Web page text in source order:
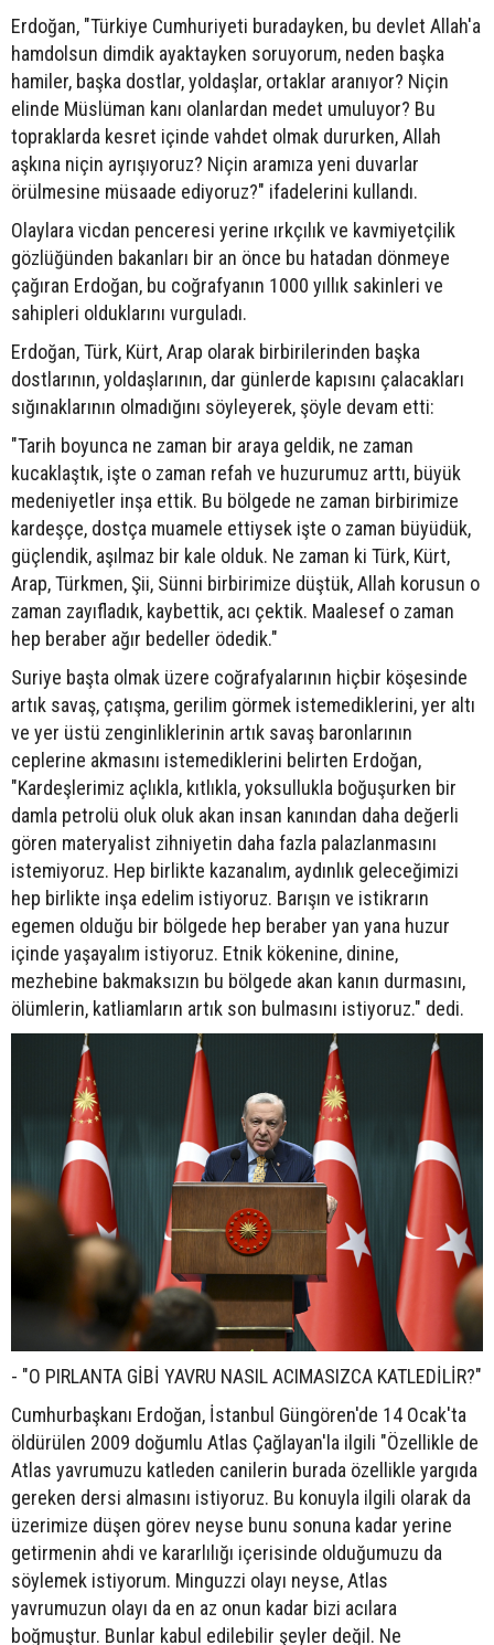
Erdoğan, "Türkiye Cumhuriyeti buradayken, bu devlet Allah'a
hamdolsun dimdik ayaktayken soruyorum, neden başka
hamiler, başka dostlar, yoldaşlar, ortaklar aranıyor? Niçin
elinde Müslüman kanı olanlardan medet umuluyor? Bu
topraklarda kesret içinde vahdet olmak dururken, Allah
aşkına niçin ayrışıyoruz? Niçin aramıza yeni duvarlar
örülmesine müsaade ediyoruz?" ifadelerini kullandı.
Olaylara vicdan penceresi yerine ırkçılık ve kavmiyetçilik
gözlüğünden bakanları bir an önce bu hatadan dönmeye
çağıran Erdoğan, bu coğrafyanın 1000 yıllık sakinleri ve
sahipleri olduklarını vurguladı.
Erdoğan, Türk, Kürt, Arap olarak birbirilerinden başka
dostlarının, yoldaşlarının, dar günlerde kapısını çalacakları
sığınaklarının olmadığını söyleyerek, şöyle devam etti:
"Tarih boyunca ne zaman bir araya geldik, ne zaman
kucaklaştık, işte o zaman refah ve huzurumuz arttı, büyük
medeniyetler inşa ettik. Bu bölgede ne zaman birbirimize
kardeşçe, dostça muamele ettiysek işte o zaman büyüdük,
güçlendik, aşılmaz bir kale olduk. Ne zaman ki Türk, Kürt,
Arap, Türkmen, Şii, Sünni birbirimize düştük, Allah korusun o
zaman zayıfladık, kaybettik, acı çektik. Maalesef o zaman
hep beraber ağır bedeller ödedik."
Suriye başta olmak üzere coğrafyalarının hiçbir köşesinde
artık savaş, çatışma, gerilim görmek istemediklerini, yer altı
ve yer üstü zenginliklerinin artık savaş baronlarının
ceplerine akmasını istemediklerini belirten Erdoğan,
"Kardeşlerimiz açlıkla, kıtlıkla, yoksullukla boğuşurken bir
damla petrolü oluk oluk akan insan kanından daha değerli
gören materyalist zihniyetin daha fazla palazlanmasını
istemiyoruz. Hep birlikte kazanalım, aydınlık geleceğimizi
hep birlikte inşa edelim istiyoruz. Barışın ve istikrarın
egemen olduğu bir bölgede hep beraber yan yana huzur
içinde yaşayalım istiyoruz. Etnik kökenine, dinine,
mezhebine bakmaksızın bu bölgede akan kanın durmasını,
ölümlerin, katliamların artık son bulmasını istiyoruz." dedi.
- "O PIRLANTA GİBİ YAVRU NASIL ACIMASIZCA KATLEDİLİR?"
Cumhurbaşkanı Erdoğan, İstanbul Güngören'de 14 Ocak'ta
öldürülen 2009 doğumlu Atlas Çağlayan'la ilgili "Özellikle de
Atlas yavrumuzu katleden canilerin burada özellikle yargıda
gereken dersi almasını istiyoruz. Bu konuyla ilgili olarak da
üzerimize düşen görev neyse bunu sonuna kadar yerine
getirmenin ahdi ve kararlılığı içerisinde olduğumuzu da
söylemek istiyorum. Minguzzi olayı neyse, Atlas
yavrumuzun olayı da en az onun kadar bizi acılara
boğmuştur. Bunlar kabul edilebilir şeyler değil. Ne